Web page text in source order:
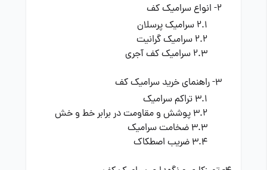
2- انواع سرامیک کف
2.1 سرامیک پرسلان
2.2 سرامیک گرانیت
2.3 سرامیک کف آجری
3- راهنمای خرید سرامیک کف
3.1 تراکم سرامیک
3.2 پوشش و مقاومت در برابر خط و خش
3.3 ضخامت سرامیک
3.4 ضریب اصطکاک